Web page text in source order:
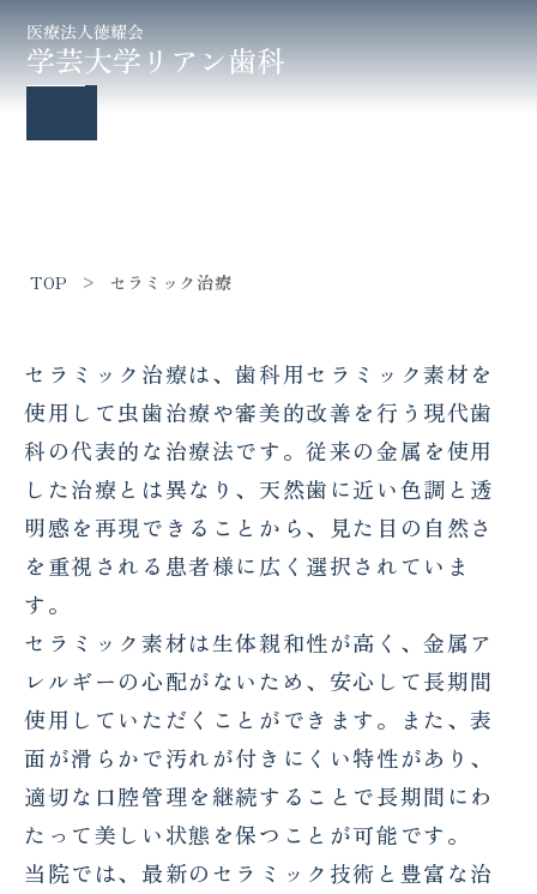
TOP セラミック治療
セラミック治療は、歯科用セラミック素材を
使用して虫歯治療や審美的改善を行う現代歯
科の代表的な治療法です。従来の金属を使用
した治療とは異なり、天然歯に近い色調と透
明感を再現できることから、見た目の自然さ
を重視される患者様に広く選択されていま
す。
セラミック素材は生体親和性が高く、金属ア
レルギーの心配がないため、安心して長期間
使用していただくことができます。また、表
面が滑らかで汚れが付きにくい特性があり、
適切な口腔管理を継続することで長期間にわ
たって美しい状態を保つことが可能です。
当院では、最新のセラミック技術と豊富な治